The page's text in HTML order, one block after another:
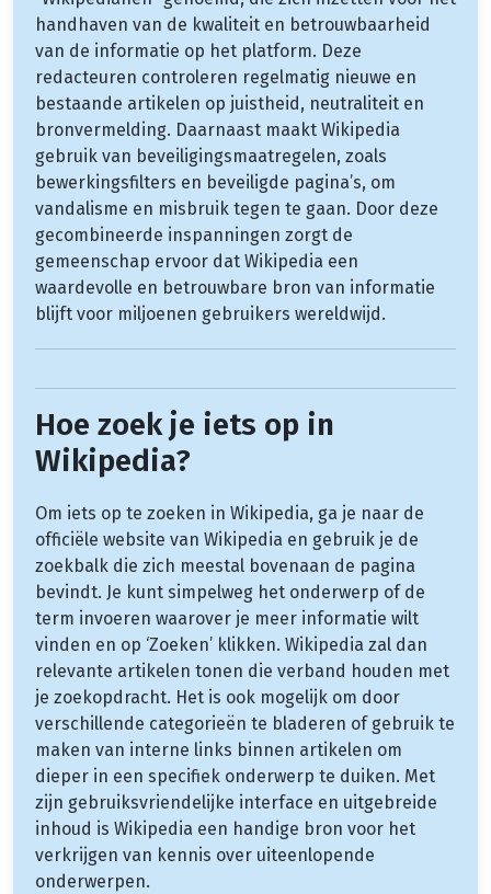
handhaven van de kwaliteit en betrouwbaarheid
van de informatie op het platform. Deze
redacteuren controleren regelmatig nieuwe en
bestaande artikelen op juistheid, neutraliteit en
bronvermelding. Daarnaast maakt Wikipedia
gebruik van beveiligingsmaatregelen, zoals
bewerkingsfilters en beveiligde pagina’s, om
vandalisme en misbruik tegen te gaan. Door deze
gecombineerde inspanningen zorgt de
gemeenschap ervoor dat Wikipedia een
waardevolle en betrouwbare bron van informatie
blijft voor miljoenen gebruikers wereldwijd.
Hoe zoek je iets op in
Wikipedia?
Om iets op te zoeken in Wikipedia, ga je naar de
officiële website van Wikipedia en gebruik je de
zoekbalk die zich meestal bovenaan de pagina
bevindt. Je kunt simpelweg het onderwerp of de
term invoeren waarover je meer informatie wilt
vinden en op ‘Zoeken’ klikken. Wikipedia zal dan
relevante artikelen tonen die verband houden met
je zoekopdracht. Het is ook mogelijk om door
verschillende categorieën te bladeren of gebruik te
maken van interne links binnen artikelen om
dieper in een specifiek onderwerp te duiken. Met
zijn gebruiksvriendelijke interface en uitgebreide
inhoud is Wikipedia een handige bron voor het
verkrijgen van kennis over uiteenlopende
onderwerpen.